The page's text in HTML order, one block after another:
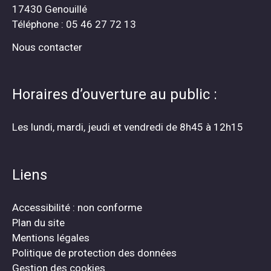
17430 Genouillé
Téléphone : 05 46 27 72 13
Nous contacter
Horaires d’ouverture au public :
Les lundi, mardi, jeudi et vendredi de 8h45 à 12h15
Liens
Accessibilité : non conforme
Plan du site
Mentions légales
Politique de protection des données
Gestion des cookies